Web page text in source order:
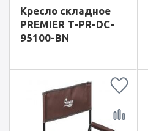
Кресло складное
PREMIER T-PR-DC-
95100-BN